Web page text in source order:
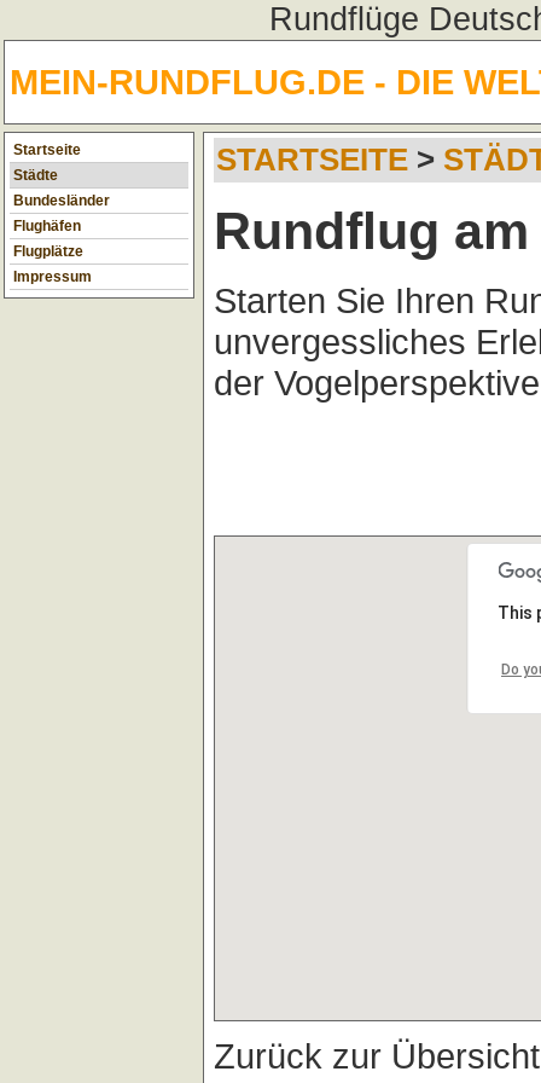
Rundflüge
MEIN-RUNDFLUG.DE - DIE
Startseite
Städte
Bundesländer
Flughäfen
Flugplätze
Impressum
STARTSEITE >
Rundflug
Starten Sie Ihren
unvergessliches
der
This
Do
Zurück zur